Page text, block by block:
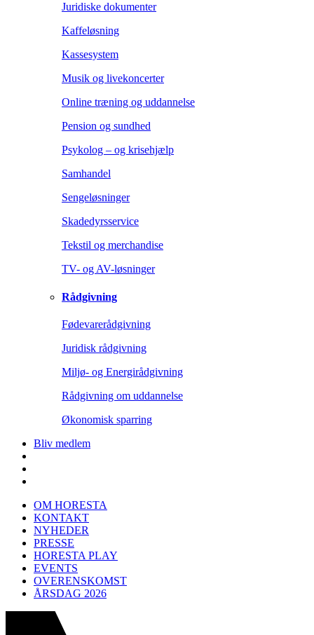
Juridiske dokumenter
Kaffeløsning
Kassesystem
Musik og livekoncerter
Online træning og uddannelse
Pension og sundhed
Psykolog – og krisehjælp
Samhandel
Sengeløsninger
Skadedyrsservice
Tekstil og merchandise
TV- og AV-løsninger
Rådgivning
Fødevarerådgivning
Juridisk rådgivning
Miljø- og Energirådgivning
Rådgivning om uddannelse
Økonomisk sparring
Bliv medlem
OM HORESTA
KONTAKT
NYHEDER
PRESSE
HORESTA PLAY
EVENTS
OVERENSKOMST
ÅRSDAG 2026